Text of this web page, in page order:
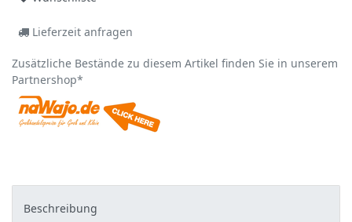
Lieferzeit anfragen
Zusätzliche Bestände zu diesem Artikel finden Sie in unserem
Partnershop*
Beschreibung